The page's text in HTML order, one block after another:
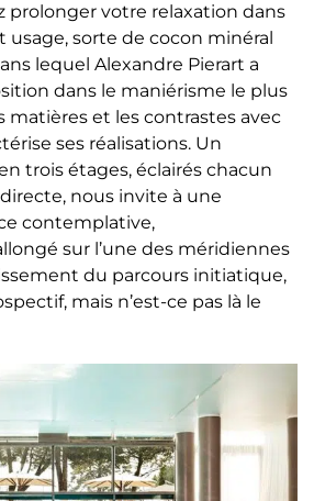
prolonger votre relaxation dans
usage, sorte de cocon minéral
lequel Alexandre Pierart a
dans le maniérisme le plus
matières et les contrastes avec
ses réalisations. Un
trois étages, éclairés chacun
nous invite à une
contemplative,
sur l’une des méridiennes
du parcours initiatique,
mais n’est-ce pas là le